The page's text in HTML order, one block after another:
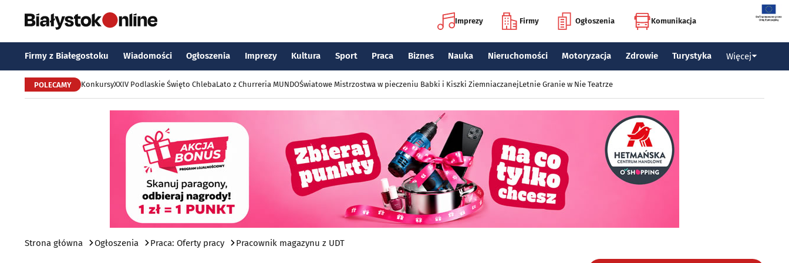
Imprezy Firmy Ogłoszenia Komunikacja
Firmy z Białegostoku Wiadomości Ogłoszenia Imprezy Kultura Sport Praca Biznes Nauka Nieruchomości Motoryzacja Zdrowie Turystyka Więcej
POLECAMY KonkursyXXIV Podlaskie Święto ChlebaLato z Churreria MUNDOŚwiatowe Mistrzostwa w pieczeniu Babki i Kiszki ZiemniaczanejLetnie Granie w Nie Teatrze
Strona główna Ogłoszenia Praca: Oferty pracy Pracownik magazynu z UDT